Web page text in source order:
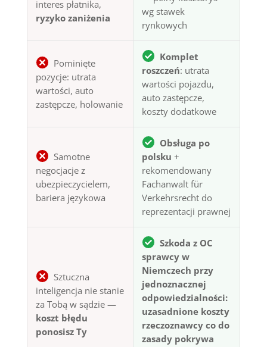
interes płatnika,
ryzyko zaniżenia
wg stawek
rynkowych
Pominięte
pozycje: utrata
wartości, auto
zastępcze, holowanie
Komplet
roszczeń: utrata
wartości pojazdu,
auto zastępcze,
koszty dodatkowe
Samotne
negocjacje z
ubezpieczycielem,
bariera językowa
Obsługa po
polsku +
rekomendowany
Fachanwalt für
Verkehrsrecht do
reprezentacji prawnej
Sztuczna
inteligencja nie stanie
za Tobą w sądzie —
koszt błędu
ponosisz Ty
Szkoda z OC
sprawcy w
Niemczech przy
jednoznacznej
odpowiedzialności:
uzasadnione koszty
rzeczoznawcy co do
zasady pokrywa